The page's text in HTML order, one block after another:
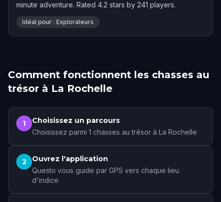
minute adventure. Rated 4.2 stars by 241 players.
Idéal pour : Explorateurs
Comment fonctionnent les chasses au
trésor à La Rochelle
1 Choisissez un parcours
Choisissez parmi 1 chasses au trésor à La Rochelle
2 Ouvrez l'application
Questo vous guide par GPS vers chaque lieu
d'indice